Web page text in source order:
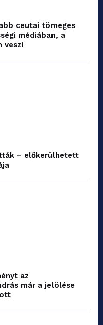
ceutai tömeges
médiában, a
veszi
– előkerülhetett
az
már a jelölése